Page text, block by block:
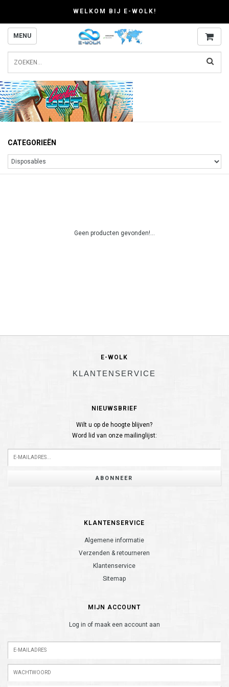
WELKOM BIJ E-WOLK!
MENU
CATEGORIEËN
Geen producten gevonden!...
E-WOLK
KLANTENSERVICE
NIEUWSBRIEF
Wilt u op de hoogte blijven?
Word lid van onze mailinglijst:
ABONNEER
KLANTENSERVICE
Algemene informatie
Verzenden & retourneren
Klantenservice
Sitemap
MIJN ACCOUNT
Log in of maak een account aan